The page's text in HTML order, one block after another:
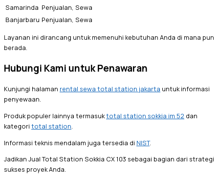
Samarinda Penjualan, Sewa
Banjarbaru Penjualan, Sewa
Layanan ini dirancang untuk memenuhi kebutuhan Anda di mana pun
berada.
Hubungi Kami untuk Penawaran
Kunjungi halaman rental sewa total station jakarta untuk informasi
penyewaan.
Produk populer lainnya termasuktotal station sokkia im 52 dan
kategori total station.
Informasi teknis mendalam juga tersedia di NIST.
Jadikan Jual Total Station Sokkia CX 103 sebagai bagian dari strategi
sukses proyek Anda.